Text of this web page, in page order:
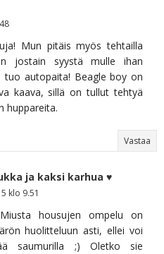
Mun pitäis myös tehtailla
jostain syystä mulle ihan
tuo autopaita! Beagle boy on
kaava, sillä on tullut tehtyä
huppareita.
Vastaa
ja kaksi karhua ♥
klo 9.51
housujen ompelu on
huolitteluun asti, ellei voi
saumurilla ;) Oletko sie